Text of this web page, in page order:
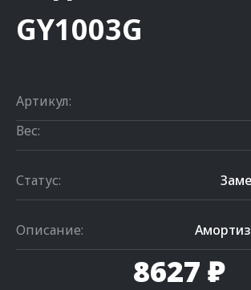
GY1003G
Артикул:
Вес:
Статус:
Описание:
8627 ₽